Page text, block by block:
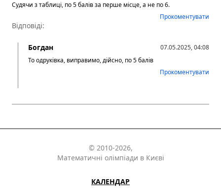
Судячи з таблиці, по 5 балів за перше місце, а не по 6.
Прокоментувати
Відповіді:
Богдан
07.05.2025, 04:08
То одруківка, виправимо, дійсно, по 5 балів
Прокоментувати
© 2010-2026,
Математичні олімпіади в Києві
КАЛЕНДАР